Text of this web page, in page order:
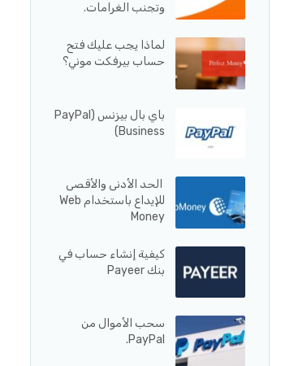
وتجنب الغرامات.
لماذا يجب عليك فتح
حساب بيرفكت موني؟
باي بال بيزنس (PayPal
Business)
الحد الأدنى والأقصى
للإيداع باستخدام Web
Money
كيفية إنشاء حساب في
بنك Payeer
سحب الأموال من
PayPal.